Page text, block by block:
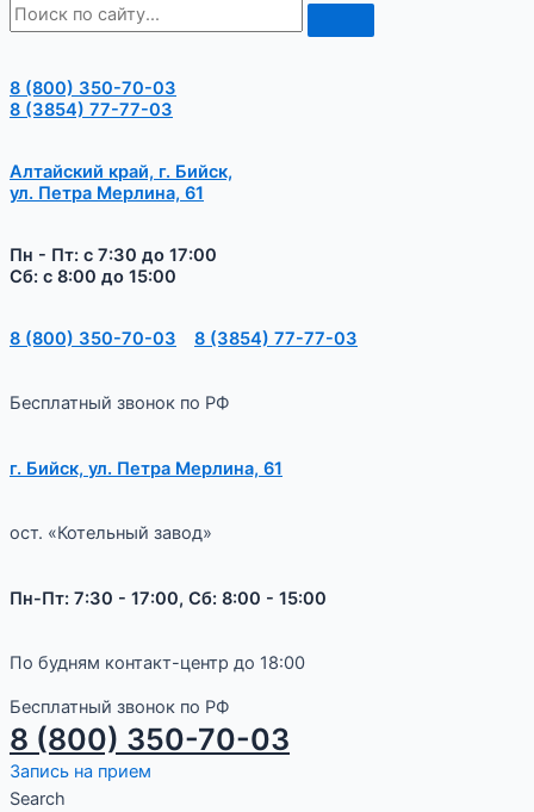
8 (800) 350-70-03
8 (3854) 77-77-03
Алтайский край, г. Бийск,
ул. Петра Мерлина, 61
Пн - Пт: с 7:30 до 17:00
Сб: с 8:00 до 15:00
8 (800) 350-70-03 8 (3854) 77-77-03
Бесплатный звонок по РФ
г. Бийск, ул. Петра Мерлина, 61
ост. «Котельный завод»
Пн-Пт: 7:30 - 17:00, Сб: 8:00 - 15:00
По будням контакт-центр до 18:00
Бесплатный звонок по РФ
8 (800) 350-70-03
Запись на прием
Search